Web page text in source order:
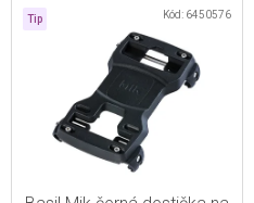
Tip Kód: 6450576